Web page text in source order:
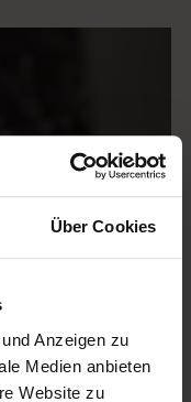
Über Cookies
Anzeigen zu
Medien anbieten
Website zu